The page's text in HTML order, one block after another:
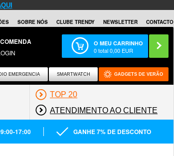
SOBRE NÓS CLUBE TRENDY NEWSLETTER CONTACTO
O MEU CARRINHO
0total0,00 EUR
EMERGENCIA SMARTWATCH GADGETS DE VERÃO
TOP 20
ATENDIMENTO AO CLIENTE
17:00 GANHE 7% DE DESCONTO